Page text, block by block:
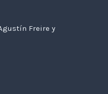
Freire y